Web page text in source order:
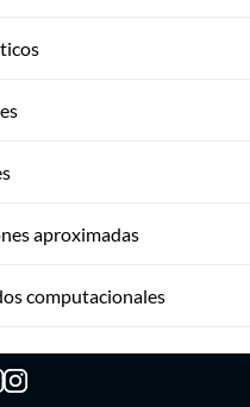
aproximadas
computacionales